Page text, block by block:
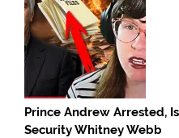
Prince Andrew Arrested,
Security Whitney Webb